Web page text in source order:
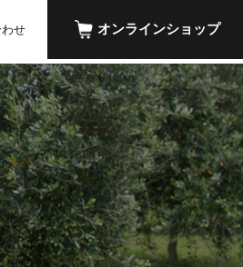
せ オンラインショップ